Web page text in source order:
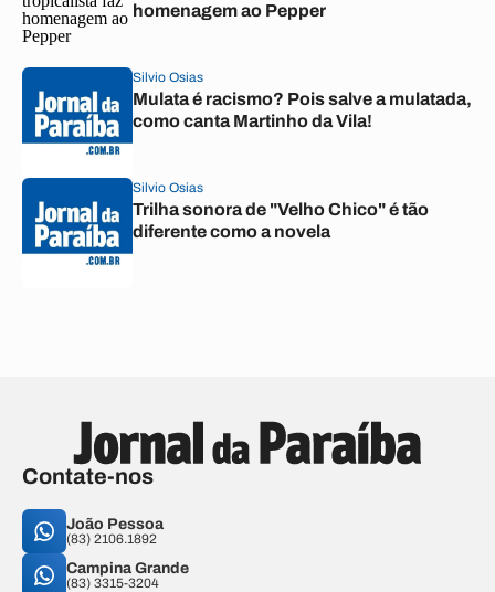
homenagem ao Pepper
Silvio Osias
Mulata é racismo? Pois salve a mulatada,
como canta Martinho da Vila!
Silvio Osias
Trilha sonora de "Velho Chico" é tão
diferente como a novela
Contate-nos
João Pessoa
(83) 2106.1892
Campina Grande
(83) 3315-3204